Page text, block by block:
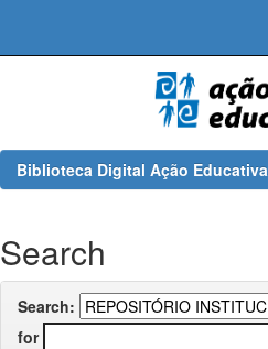
Biblioteca Digital Ação Educativa
Search
Search:
for